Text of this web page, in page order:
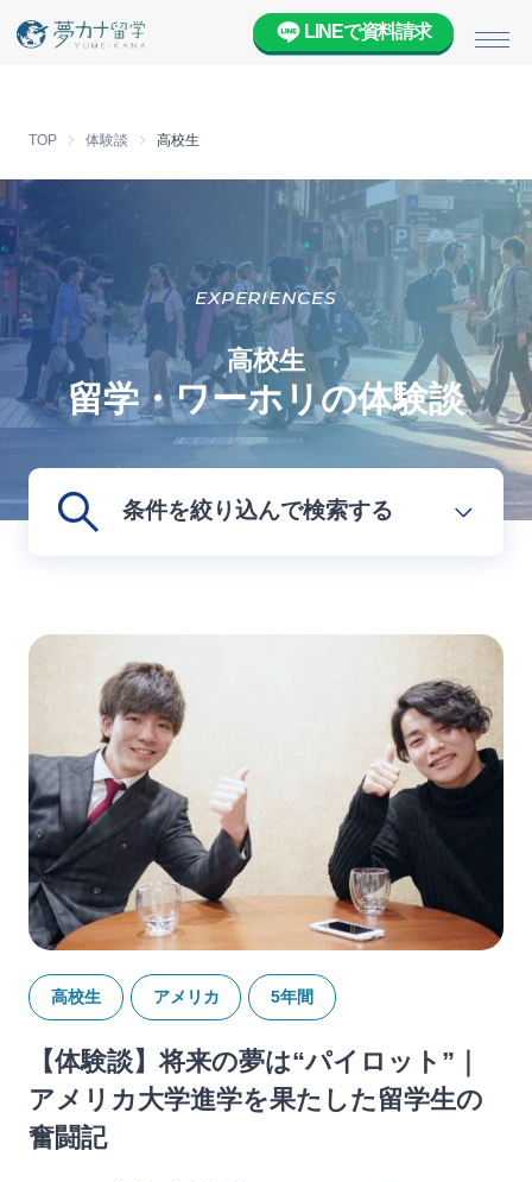
メ
LINEで資料請求
TOP 体験談 高校生
EXPERIENCES
高校生
留学・ワーホリの体験談
条件を絞り込んで検索する
高校生 アメリカ 5年間
【体験談】将来の夢は“パイロット”｜
アメリカ大学進学を果たした留学生の
奮闘記